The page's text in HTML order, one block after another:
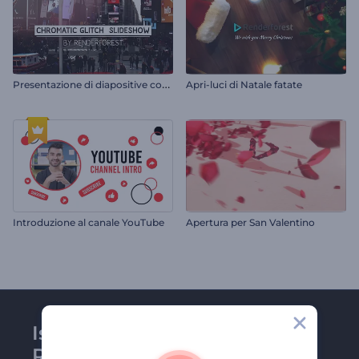
P
resentazione di diapositive con glitch cromatici Apri-luci di Natale fatate
Introduzione al canale YouTube Apertura per San Valentino
Iscriviti alla newsletter di